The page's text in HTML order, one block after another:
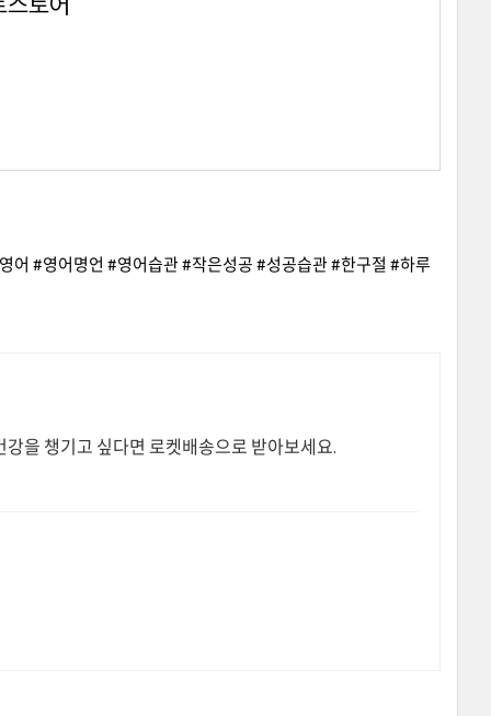
어 #영어명언 #영어습관 #작은성공 #성공습관 #한구절 #하루
을 챙기고 싶다면 로켓배송으로 받아보세요.